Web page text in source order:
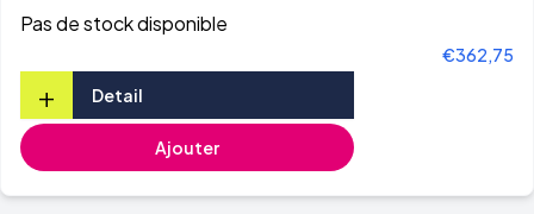
Pas de stock disponible
€362,75
+ Detail
Ajouter